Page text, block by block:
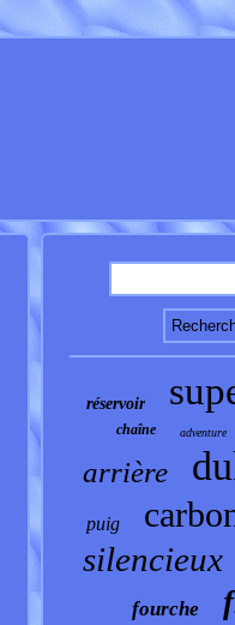
réservoir
chaîne adventure
arrière
puig
silencieux
fourche